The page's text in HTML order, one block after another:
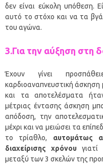
δεν είναι εύκολη υπόθεση.
αυτό το στόχο και να τα
του αγώνα.
3.Για την αύξηση στη
Έχουν γίνει
καρδιοαναπνευστική άσκηση
και τα αποτελέσματα
μέτριας έντασης άσκηση
απόδοση, την
μέχρι και να μειώσει τα
το τρίαθλο, αυτομάτως
διαχείρισης χρόνου
μεταξύ των 3 σκελών της